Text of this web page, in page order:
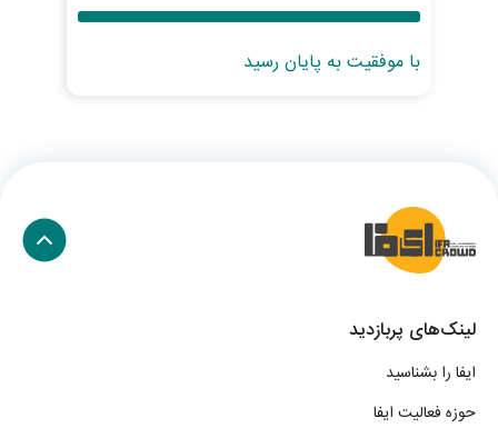
با موفقیت به پایان رسید
لینک‌های پربازدید
ایفا را بشناسید
حوزه فعالیت ایفا